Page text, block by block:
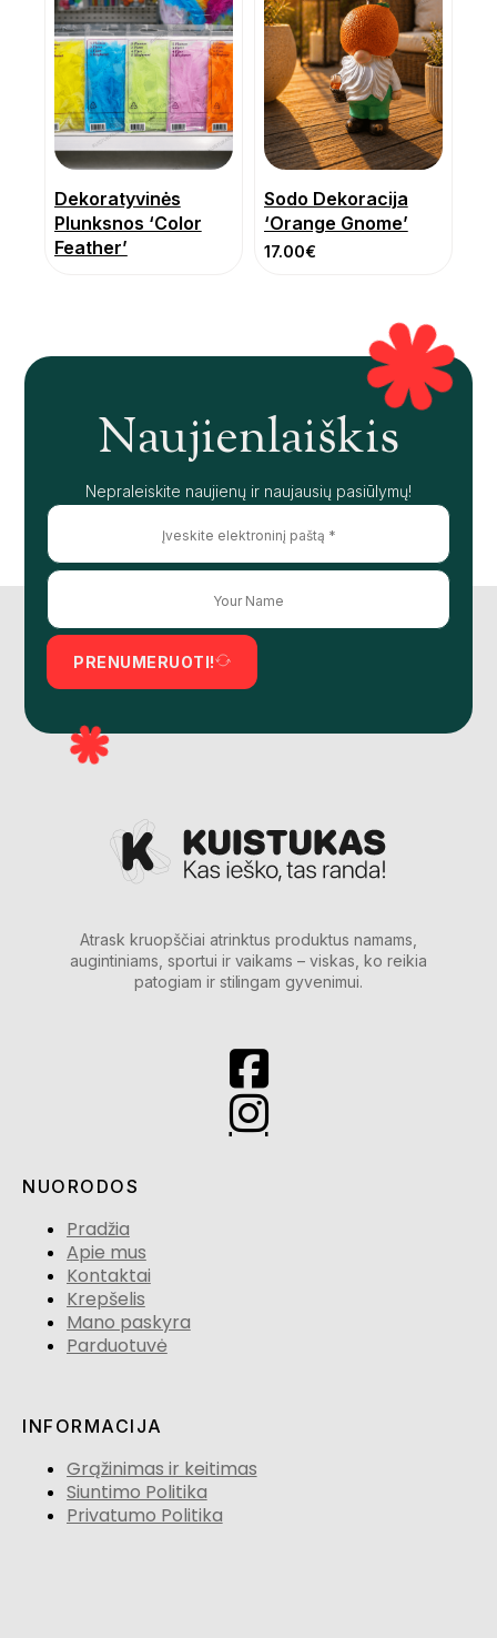
Dekoratyvinės
Plunksnos ‘Color
Feather’
Sodo Dekoracija
‘Orange Gnome’
17.00€
Naujienlaiškis
Nepraleiskite naujienų ir naujausių pasiūlymų!
PRENUMERUOTI!
Atrask kruopščiai atrinktus produktus namams,
augintiniams, sportui ir vaikams – viskas, ko reikia
patogiam ir stilingam gyvenimui.
NUORODOS
Pradžia
Apie mus
Kontaktai
Krepšelis
Mano paskyra
Parduotuvė
INFORMACIJA
Grąžinimas ir keitimas
Siuntimo Politika
Privatumo Politika